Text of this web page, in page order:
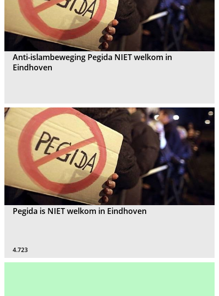
Anti-islambeweging Pegida NIET welkom in
Eindhoven
Pegida is NIET welkom in Eindhoven
4.723